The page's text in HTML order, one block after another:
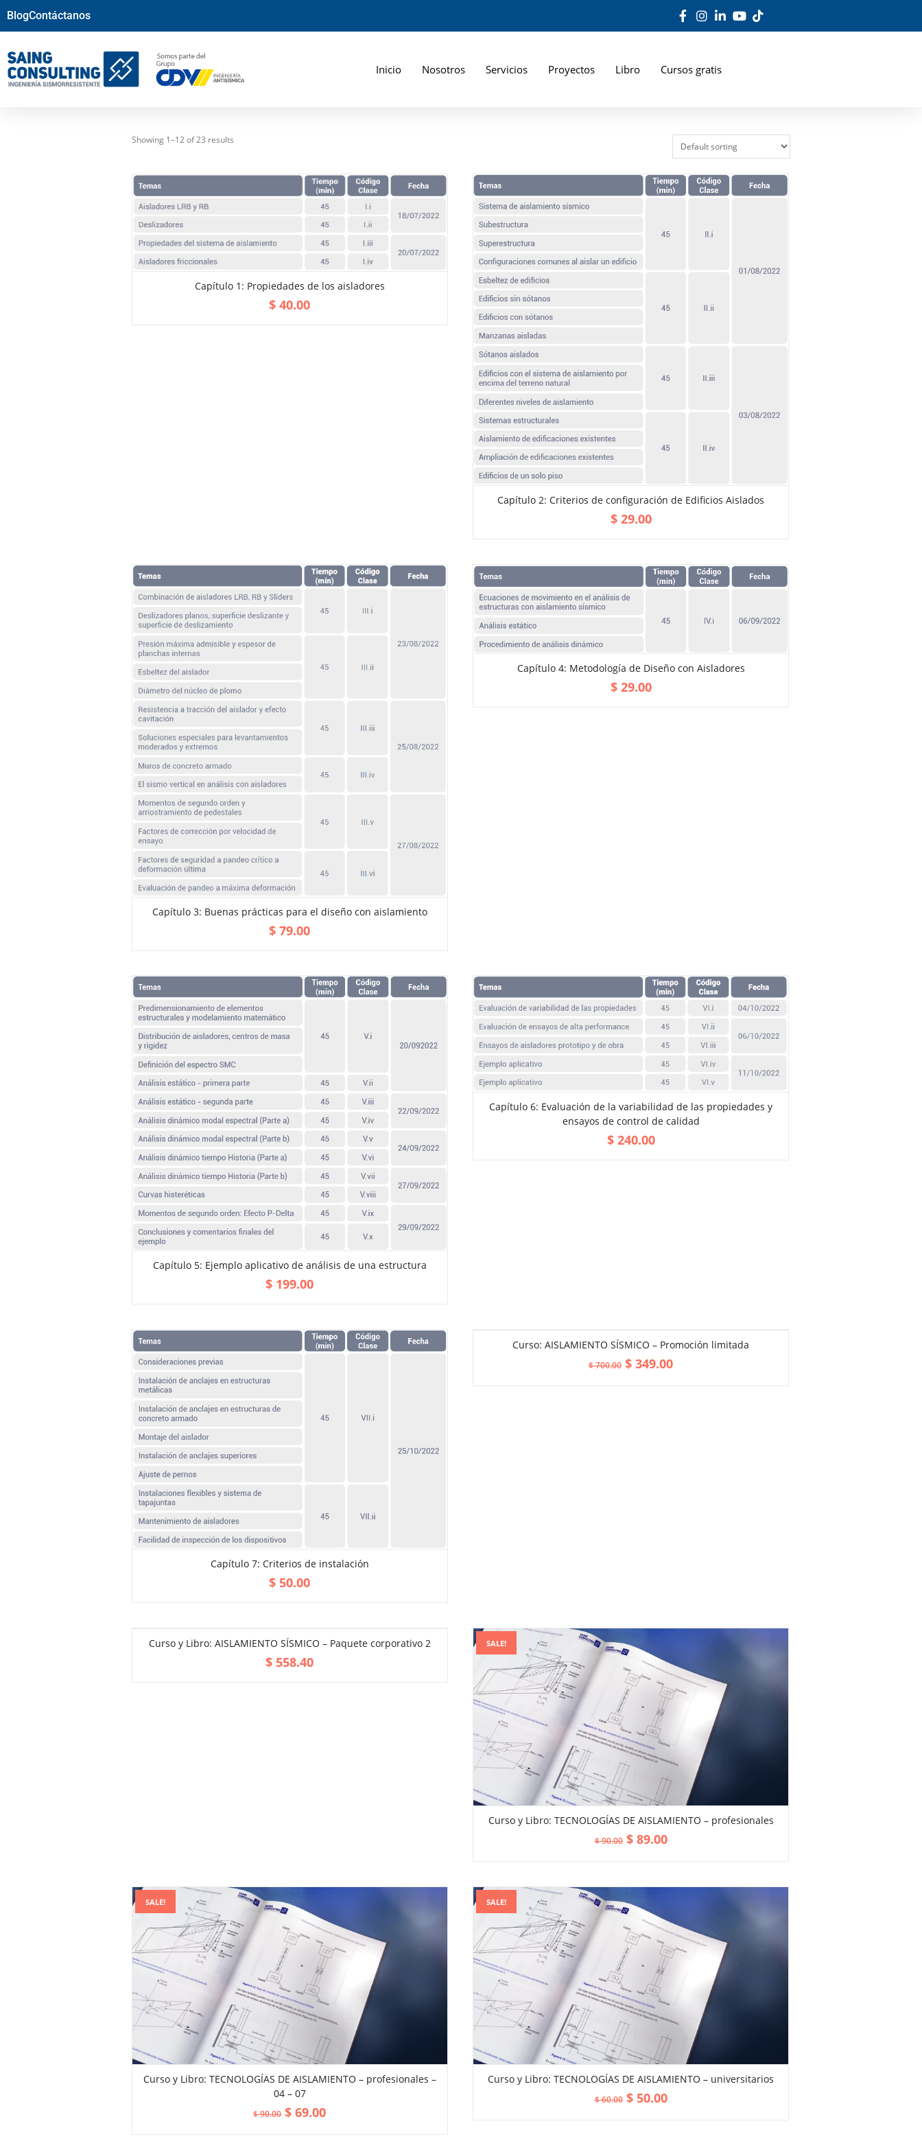
BlogContáctanos
Inicio Nosotros Servicios Proyectos Libro Cursos gratis
Showing 1–12 of 23 results
Capítulo 1: Propiedades de los aisladores
$ 40.00
Capítulo 2: Criterios de configuración de Edificios Aislados
$29.00
Capítulo 3: Buenas prácticas para el diseño con aislamiento
$ 79.00
Capítulo 4: Metodología de Diseño con Aisladores
$29.00
Capítulo 5: Ejemplo aplicativo de análisis de una estructura
$ 199.00
Capítulo 6: Evaluación de la variabilidad de las propiedades y
ensayos de control de calidad
$240.00
Capítulo 7: Criterios de instalación
$ 50.00
Curso: AISLAMIENTO SÍSMICO – Promoción limitada
$700.00 $ 349.00
Curso y Libro: AISLAMIENTO SÍSMICO – Paquete corporativo 2
$ 558.40
SALE!
Curso y Libro: TECNOLOGÍAS DE AISLAMIENTO – profesionales
$90.00 $89.00
SALE!
Curso y Libro: TECNOLOGÍAS DE AISLAMIENTO – profesionales –
04 – 07
$90.00 $ 69.00
SALE!
Curso y Libro: TECNOLOGÍAS DE AISLAMIENTO – universitarios
$60.00 $50.00